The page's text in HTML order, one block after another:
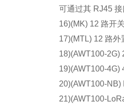
可通过其 RJ45 接
16)(MK) 12 路开关
17)(MTL) 12 路外
18)(AWT100-2G)
19)(AWT100-4G)
20)(AWT100-NB)
21)(AWT100-